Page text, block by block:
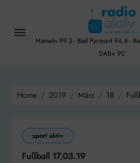
content
Hameln 99.3 - Bad Pyrmont 94.8 -
DAB+ 9C
Home 2019 März 18
sport aktiv
Fußball 17.03.19